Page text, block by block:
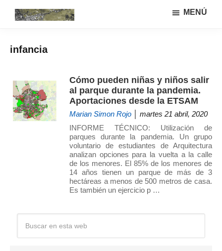
lateral
y
sistemas
investigación
MENÚ
infancia
Cómo pueden niñas y niños salir
al parque durante la pandemia.
Aportaciones desde la ETSAM
Marian Simon Rojo │ martes 21 abril, 2020
INFORME TÉCNICO: Utilización de
parques durante la pandemia. Un grupo
voluntario de estudiantes de Arquitectura
analizan opciones para la vuelta a la calle
de los menores. El 85% de los menores de
14 años tienen un parque de más de 3
hectáreas a menos de 500 metros de casa.
Es también un ejercicio p …
Barra
lateral